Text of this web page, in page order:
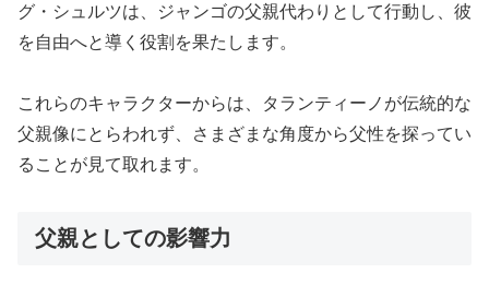
グ・シュルツは、ジャンゴの父親代わりとして行動し、彼
を自由へと導く役割を果たします。
これらのキャラクターからは、タランティーノが伝統的な
父親像にとらわれず、さまざまな角度から父性を探ってい
ることが見て取れます。
父親としての影響力